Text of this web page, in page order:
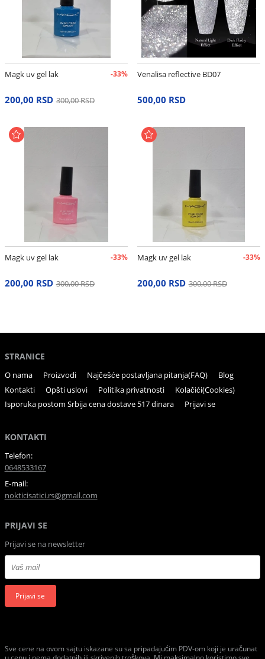
Magk uv gel lak -33%
200,00 RSD 300,00 RSD
Venalisa reflective BD07
500,00 RSD
Magk uv gel lak -33%
200,00 RSD 300,00 RSD
Magk uv gel lak -33%
200,00 RSD 300,00 RSD
STRANICE
O nama Proizvodi Najčešće postavljana pitanja(FAQ)
Blog
Kontakti
Opšti uslovi Politika privatnosti
Kolačići(Cookies)
Isporuka postom Srbija cena dostave 517 dinara
Prijavi se
KONTAKTI
Telefon:
0648533167
E-mail:
nokticisatici.rs@gmail.com
PRIJAVI SE
Prijavi se na newsletter
Prijavi se
Sve cene na ovom sajtu iskazane su sa pripadajućim PDV-om koji je uračunat